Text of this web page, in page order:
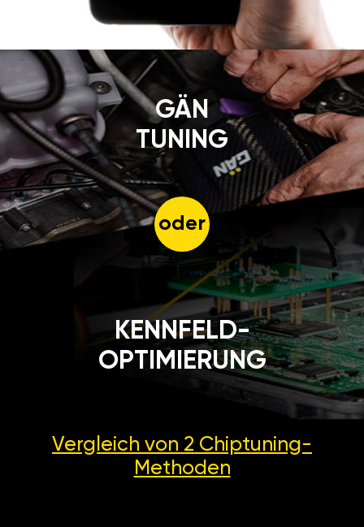
GÄN
TUNING
oder
KENNFELD-
OPTIMIERUNG
Vergleich von 2 Chiptuning-
Methoden